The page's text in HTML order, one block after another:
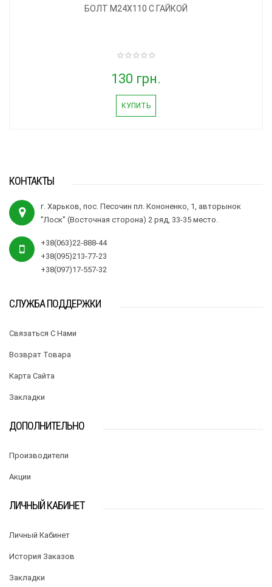
БОЛТ М24Х110 С ГАЙКОЙ
130 грн.
КУПИТЬ
КОНТАКТЫ
г. Харьков, пос. Песочин пл. Кононенко, 1, авторынок
"Лоск" (Восточная сторона) 2 ряд, 33-35 место.
+38(063)22-888-44
+38(095)213-77-23
+38(097)17-557-32
СЛУЖБА ПОДДЕРЖКИ
Связаться С Нами
Возврат Товара
Карта Сайта
Закладки
ДОПОЛНИТЕЛЬНО
Производители
Акции
ЛИЧНЫЙ КАБИНЕТ
Личный Кабинет
История Заказов
Закладки